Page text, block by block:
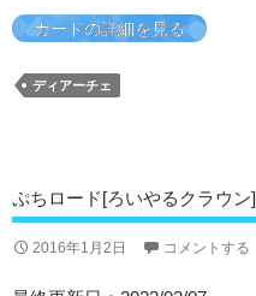
カードの詳細を見る
ディアーチェ
ぷちロード[ろいやるクラウン]
2016年1月2日 コメントする